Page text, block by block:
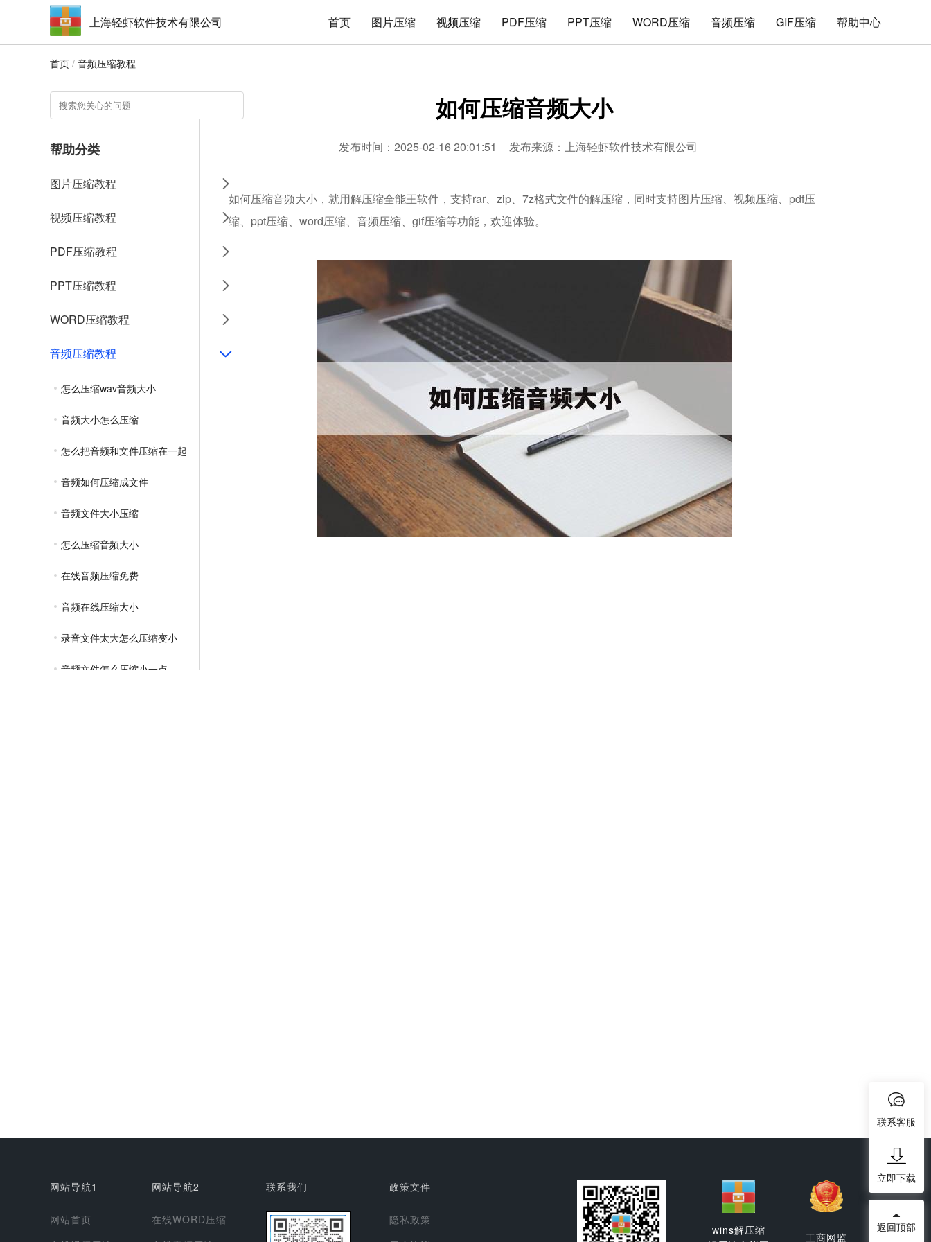
上海轻虾软件技术有限公司 首页 图片压缩 视频压缩 PDF压缩 PPT压缩 WORD压缩 音频压缩 GIF压缩 帮助中心
首页 / 音频压缩教程
帮助分类
图片压缩教程
视频压缩教程
PDF压缩教程
PPT压缩教程
WORD压缩教程
音频压缩教程
怎么压缩wav音频大小
音频大小怎么压缩
怎么把音频和文件压缩在一起
音频如何压缩成文件
音频文件大小压缩
怎么压缩音频大小
在线音频压缩免费
音频在线压缩大小
录音文件太大怎么压缩变小
音频文件怎么压缩小一点
如何压缩音频大小
发布时间：2025-02-16 20:01:51 发布来源：上海轻虾软件技术有限公司
如何压缩音频大小，就用解压缩全能王软件，支持rar、zip、7z格式文件的解压缩，同时支持图片压缩、视频压缩、pdf压
缩、ppt压缩、word压缩、音频压缩、gif压缩等功能，欢迎体验。
网站导航1
网站首页
网站导航2
在线WORD压缩
联系我们 政策文件
隐私政策
wins解压缩
工商网监
联系客服
立即下载
返回顶部